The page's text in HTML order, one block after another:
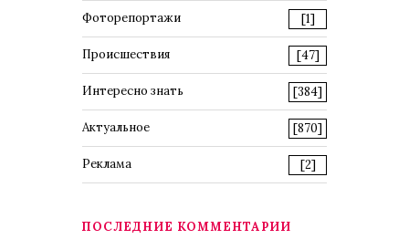
Фоторепортажи [1]
Происшествия [47]
Интересно знать [384]
Актуальное [870]
Реклама [2]
ПОСЛЕДНИЕ КОММЕНТАРИИ